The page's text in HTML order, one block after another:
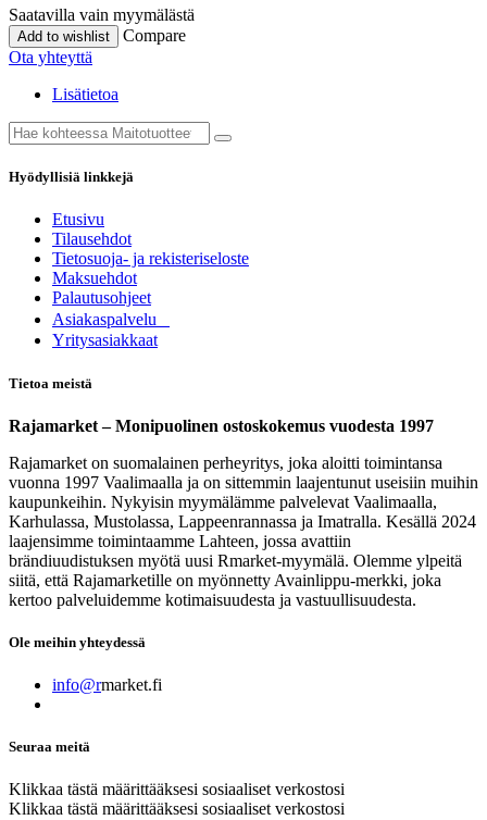
Saatavilla vain myymälästä
Add to wishlist
Compare
Ota yhteyttä
Lisätietoa
Hyödyllisiä linkkejä
Etusivu
Tilausehdot
Tietosuoja- ja rekisteriseloste
Maksuehdot
Palautusohjeet
Asia​k​aspalvelu
​Yritysasiakkaat
Tietoa meistä
Rajamarket – Monipuolinen ostoskokemus vuodesta 1997
Rajamarket on suomalainen perheyritys, joka aloitti toimintansa
vuonna 1997 Vaalimaalla ja on sittemmin laajentunut useisiin muihin
kaupunkeihin. Nykyisin myymälämme palvelevat Vaalimaalla,
Karhulassa, Mustolassa, Lappeenrannassa ja Imatralla. Kesällä 2024
laajensimme toimintaamme Lahteen, jossa avattiin
brändiuudistuksen myötä uusi Rmarket-myymälä. Olemme ylpeitä
siitä, että Rajamarketille on myönnetty Avainlippu-merkki, joka
kertoo palveluidemme kotimaisuudesta ja vastuullisuudesta.
Ole meihin yhteydessä
info@rmarket.fi
Seuraa meitä
Klikkaa tästä määrittääksesi sosiaaliset verkostosi
Klikkaa tästä määrittääksesi sosiaaliset verkostosi